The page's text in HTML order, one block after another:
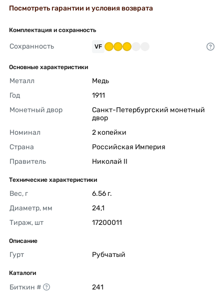
Посмотреть гарантии и условия возврата
Комплектация и сохранность
Сохранность VF
Основные характеристики
Металл
Медь
Год
1911
Монетный двор
Санкт-Петербургский монетный
двор
Номинал
2 копейки
Страна
Российская Империя
Правитель
Николай II
Технические характеристики
Вес, г
6.56 г.
Диаметр, мм
24,1
Тираж, шт
17200011
Описание
Гурт Рубчатый
Каталоги
Биткин #
241